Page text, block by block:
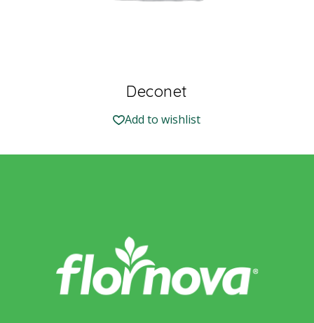
Deconet
Add to wishlist